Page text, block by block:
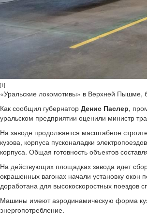
[1]
«Уральские локомотивы» в Верхней Пышме,
Как сообщил губернатор Денис Паслер,
уральском предприятии оценили министр
На заводе продолжается масштабное
кузова, корпуса пусконаладки
корпуса. Общая готовность объектов
На действующих площадках завода идет
окрашенных вагонах начали установку окон
доработана для высокоскоростных поездов
Машины имеют аэродинамическую форма
энергопотребление.